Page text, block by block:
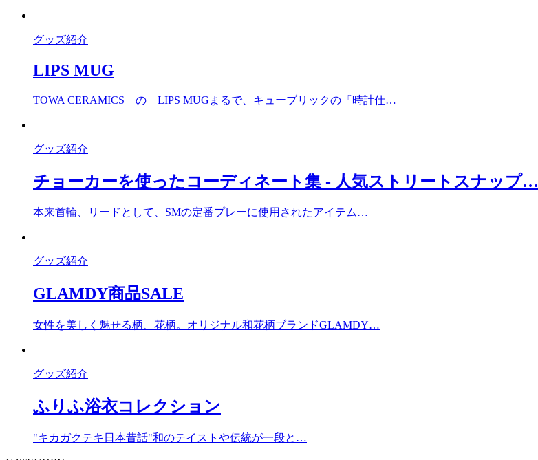
グッズ紹介
LIPS MUG
TOWA CERAMICS の LIPS MUGまるで、キューブリックの『時計仕…
グッズ紹介
チョーカーを使ったコーディネート集 - 人気ストリートスナップ…
本来首輪、リードとして、SMの定番プレーに使用されたアイテム…
グッズ紹介
GLAMDY商品SALE
女性を美しく魅せる柄、花柄。オリジナル和花柄ブランドGLAMDY…
グッズ紹介
ふりふ浴衣コレクション
"キカガクテキ日本昔話"和のテイストや伝統が一段と…